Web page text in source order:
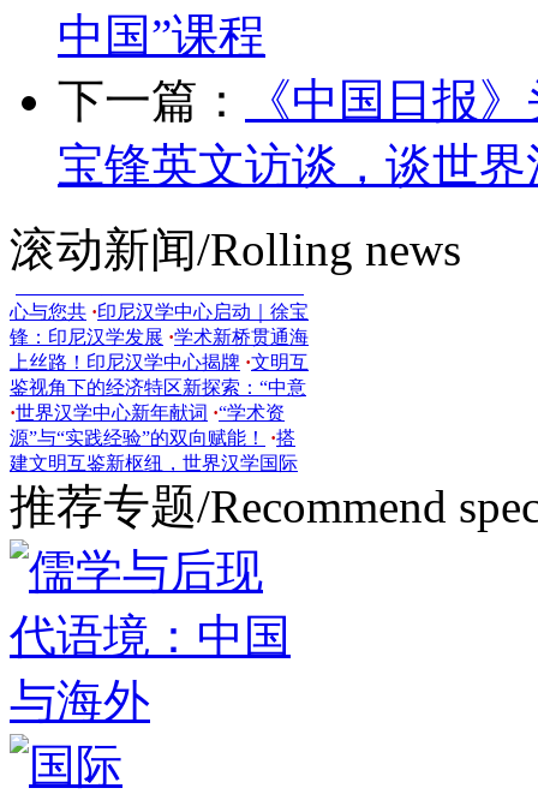
中国”课程
下一篇：
《中国日报
宝锋英文访谈，谈世
滚动新闻/Rolling news
国学书系出版工程正式启动！世界
中国学何以世界？世界汉学中心
主任徐宝锋 ·世界汉学月 | 徐宝锋教
授受邀出席“中医走 ·世界汉学中心
主任徐宝锋：从巴尔干实践看
共商
跨文明对话新路径，第三届中国-巴
世界汉学中心承办北京文化论
坛“和合文化 ·世界汉学中心主任徐
·丙辉烁旧，午骏迎新！世界汉学中
心与您共 ·印尼汉学中心启动｜徐宝
锋：印尼汉学发展 ·学术新桥贯通海
上丝路！印尼汉学中心揭牌 ·文明互
鉴视角下的经济特区新探索：“中意
·世界汉学中心新年献词 ·“学术资
源”与“实践经验”的双向赋能！ ·搭
建文明互鉴新枢纽，世界汉学国际
出版中 ·中外文学交流国际论坛 | 徐
宝锋：发挥文学 ·《中国日报》头版
刊登世界汉学中心主任徐 ·《学习时
报》刊发世界汉学中心主任徐宝锋 ·
东非首个汉学中心即将落地！同步
开设“理 ·共商战略协作，世界汉学
中心主任徐宝锋与 ·徐宝锋教授出席
第二届新时代中国学发展论
·世界中
国学书系出版工程正式启动！世界
主任徐宝锋 ·世界汉学月 | 徐宝锋教
授受邀出席“中医走
主任徐宝锋：从巴尔干实践看
跨文明对话新路径，第三届中国-巴
·世界汉学中心承办北京文化论
推荐专题/Recommend